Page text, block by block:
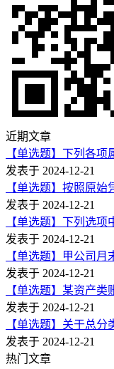
近期文章
【单选题】下列各项
发表于 2024-12-21
【单选题】按照原始
发表于 2024-12-21
【单选题】下列选项
发表于 2024-12-21
【单选题】甲公司
发表于 2024-12-21
【单选题】某资产
发表于 2024-12-21
【单选题】关于总
发表于 2024-12-21
热门文章